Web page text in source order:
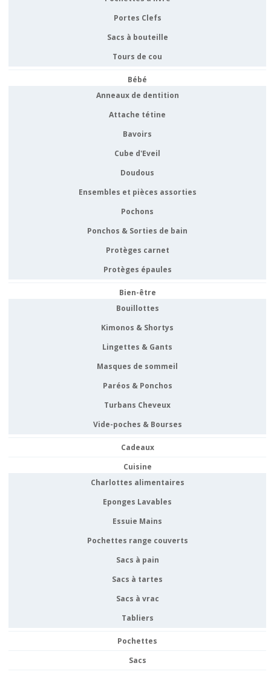
Portes Clefs
Sacs à bouteille
Tours de cou
Bébé
Anneaux de dentition
Attache tétine
Bavoirs
Cube d'Eveil
Doudous
Ensembles et pièces assorties
Pochons
Ponchos & Sorties de bain
Protèges carnet
Protèges épaules
Bien-être
Bouillottes
Kimonos & Shortys
Lingettes & Gants
Masques de sommeil
Paréos & Ponchos
Turbans Cheveux
Vide-poches & Bourses
Cadeaux
Cuisine
Charlottes alimentaires
Eponges Lavables
Essuie Mains
Pochettes range couverts
Sacs à pain
Sacs à tartes
Sacs à vrac
Tabliers
Pochettes
Sacs